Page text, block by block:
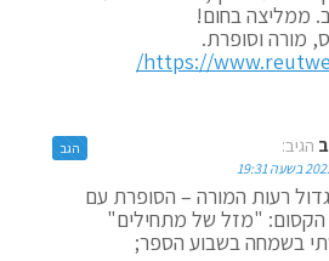
ממליצה בחום!
מורה וסופרת.
https://
הגיב:
רעות המורה – הסופרת עם
"מזל של מתחילים"
בשמחה בשבוע הספר;
הגב